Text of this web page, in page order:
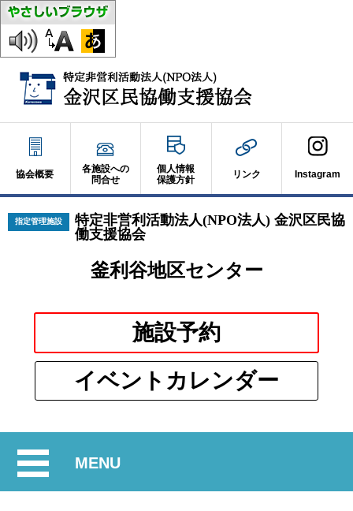
協会概要
各施設への
問合せ
個人情報
保護方針
リンク Instagram
特定非営利活動法人(NPO法人) 金沢区民協
働支援協会
指定管理施設
釜利谷地区センター
施設予約別
ウ
ィ
ン
開
イベント カレンダー別
ウ
ウ
MENU開
閉